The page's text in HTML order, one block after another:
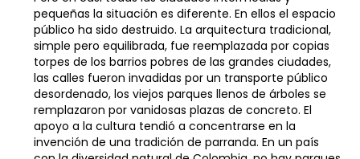
pequeñas la situación es diferente. En ellos el espacio
público ha sido destruido. La arquitectura tradicional,
simple pero equilibrada, fue reemplazada por copias
torpes de los barrios pobres de las grandes ciudades,
las calles fueron invadidas por un transporte público
desordenado, los viejos parques llenos de árboles se
remplazaron por vanidosas plazas de concreto. El
apoyo a la cultura tendió a concentrarse en la
invención de una tradición de parranda. En un país